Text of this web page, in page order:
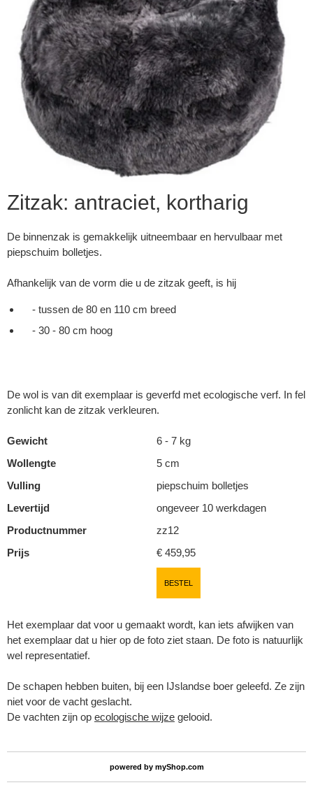
Zitzak: antraciet, kortharig
De binnenzak is gemakkelijk uitneembaar en hervulbaar met
piepschuim bolletjes.
Afhankelijk van de vorm die u de zitzak geeft, is hij
- tussen de 80 en 110 cm breed
- 30 - 80 cm hoog
De wol is van dit exemplaar is geverfd met ecologische verf. In fel
zonlicht kan de zitzak verkleuren.
Gewicht
6 - 7 kg
Wollengte
5 cm
Vulling
piepschuim bolletjes
Levertijd
ongeveer 10 werkdagen
Productnummer
zz12
Prijs
€ 459,95
BESTEL
Het exemplaar dat voor u gemaakt wordt, kan iets afwijken van
het exemplaar dat u hier op de foto ziet staan. De foto is natuurlijk
wel representatief.
De schapen hebben buiten, bij een IJslandse boer geleefd. Ze zijn
niet voor de vacht geslacht.
De vachten zijn op ecologische wijze gelooid.
powered by myShop.com